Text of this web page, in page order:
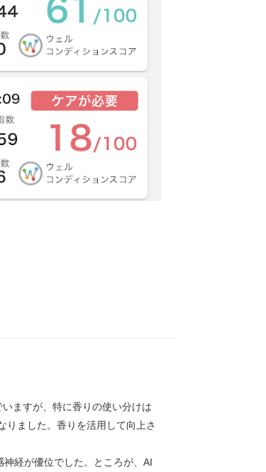
ますが、特に香りの使い分けは
りました。香りを活用して向上さ
経が優位でした。ところが、AI